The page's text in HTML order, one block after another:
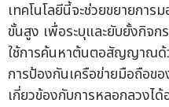
เทคโนโลยีนี้จะช่วยขยายการ
ขั้นสูง เพื่อระบุและยับยั้งกิจก
ใช้การค้นหาต้นตอสัญญาณด้
การป้องกันเครือข่ายมือถือข
เกี่ยวข้องกับการหลอกลวงไ